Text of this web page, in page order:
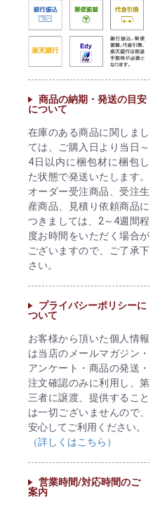
商品の納期・発送の目安
について
在庫のある商品に関しまし
ては、ご購入日より当日～
4日以内に梱包材に梱包し
た状態で発送いたします。
オーダー受注商品、受注生
産商品、見積り依頼商品に
つきましては、2～4週間程
度お時間をいただく場合が
ございますので、ご了承下
さい。
プライバシーポリシーに
ついて
お客様から頂いた個人情報
は当店のメールマガジン・
アンケート・商品の発送・
注文確認のみに利用し、第
三者に譲渡、提供すること
は一切ございませんので、
安心してご利用ください。
（詳しくはこちら）
営業時間/対応時間のご
案内